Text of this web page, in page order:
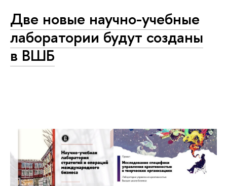
Две новые научно-учебные
лаборатории будут созданы
в ВШБ